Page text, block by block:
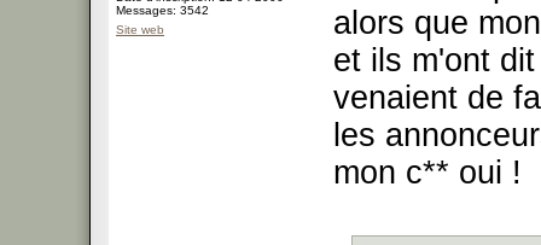
Messages: 3542
Site web
alors que
et ils m'ont
venaient de
les
mon c** oui !